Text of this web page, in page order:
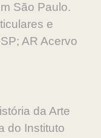
São Paulo.
e
AR Acervo
da Arte
do Instituto